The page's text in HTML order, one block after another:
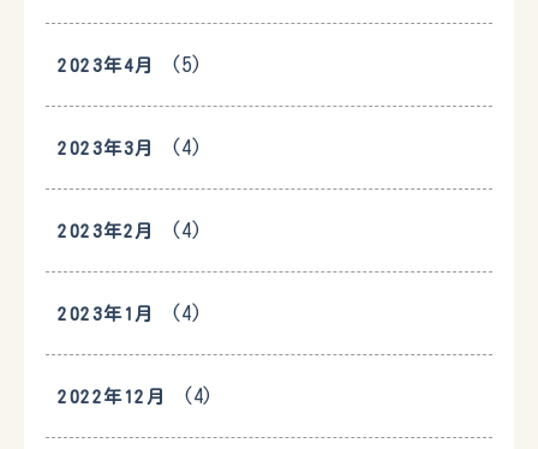
2023年4月 (5)
2023年3月 (4)
2023年2月 (4)
2023年1月 (4)
2022年12月 (4)